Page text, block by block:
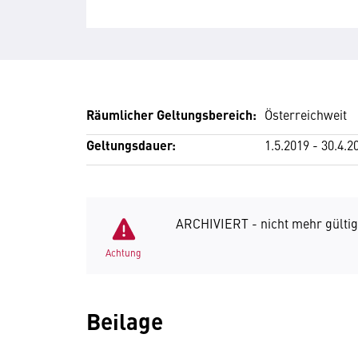
Räumlicher Geltungsbereich: Österreichweit
Geltungsdauer: 1.5.2019 -
Achtung
ARCHIVIERT - nicht mehr gültig
Beilage